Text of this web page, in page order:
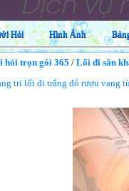
Hỏi Hình Ảnh
hỏi trọn gói 365 / Lối đi sân
trí lối đi trắng đỏ rượu vang